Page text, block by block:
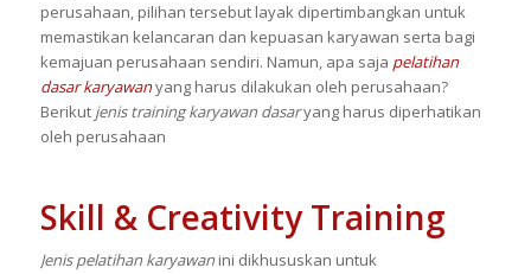
perusahaan, pilihan tersebut layak dipertimbangkan untuk
memastikan kelancaran dan kepuasan karyawan serta bagi
kemajuan perusahaan sendiri. Namun, apa saja pelatihan
dasar karyawanyang harus dilakukan oleh perusahaan?
Berikut jenis training karyawan dasaryang harus diperhatikan
oleh perusahaan
Skill & Creativity Training
Jenis pelatihan karyawanini dikhususkan untuk